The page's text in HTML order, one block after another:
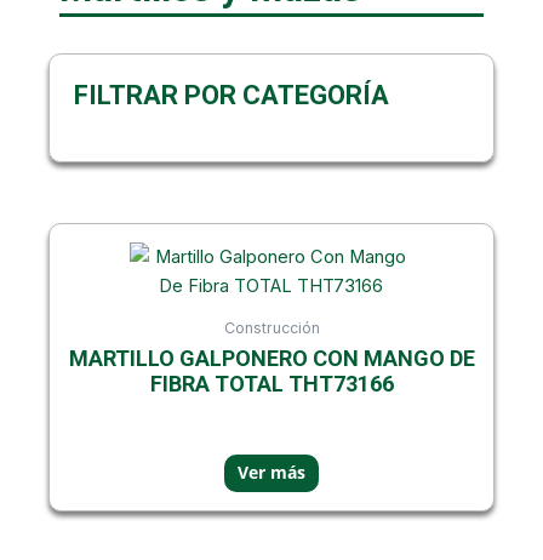
FILTRAR POR CATEGORÍA
Mostrando el único resultado
Construcción
MARTILLO GALPONERO CON MANGO DE
FIBRA TOTAL THT73166